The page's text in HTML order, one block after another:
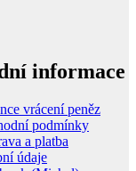
informace
vrácení peněz
podmínky
a platba
údaje